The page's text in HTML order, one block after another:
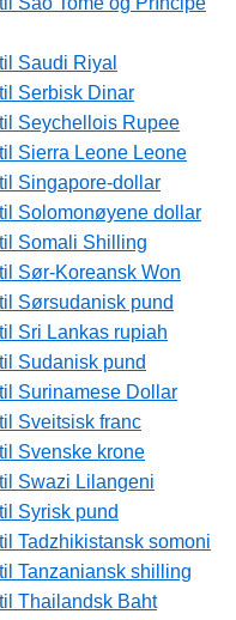
Saudi Riyal
Serbisk Dinar
Seychellois Rupee
Sierra Leone Leone
Singapore-dollar
Solomonøyene dollar
Somali Shilling
Sør-Koreansk Won
Sørsudanisk pund
Sri Lankas rupiah
Sudanisk pund
Surinamese Dollar
Sveitsisk franc
Svenske krone
Swazi Lilangeni
Syrisk pund
Tadzhikistansk somoni
Tanzaniansk shilling
Thailandsk Baht